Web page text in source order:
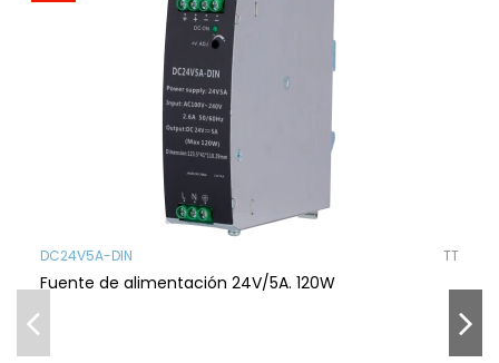
DC24V5A-DIN TT
Fuente de alimentación 24V/5A. 120W